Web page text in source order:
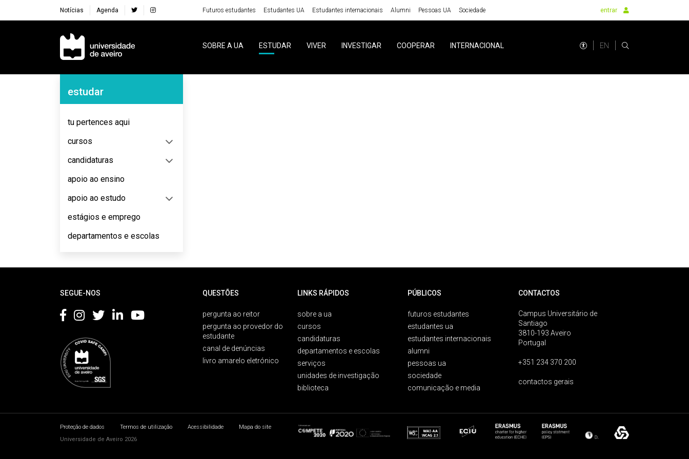
Notícias Agenda Futuros estudantes Estudantes UA Estudantes internacionais Alumni Pessoas UA Sociedade entrar
Navegação Principal
SOBRE A UA ESTUDAR VIVER INVESTIGAR COOPERAR INTERNACIONAL EN
Navegação Lateral
estudar
tu pertences aqui
cursos
candidaturas
apoio ao ensino
apoio ao estudo
estágios e emprego
departamentos e escolas
SEGUE-NOS QUESTÕES
pergunta ao reitor
pergunta ao provedor do
estudante
canal de denúncias
livro amarelo eletrónico
LINKS RÁPIDOS
sobre a ua
cursos
candidaturas
departamentos e escolas
serviços
unidades de investigação
biblioteca
PÚBLICOS
futuros estudantes
estudantes ua
estudantes internacionais
alumni
pessoas ua
sociedade
comunicação e media
CONTACTOS
Campus Universitário de
Santiago
3810-193 Aveiro
Portugal
+351 234 370 200
contactos gerais
Proteção de dados Termos de utilização Acessibilidade
Mapa do site
Universidade de Aveiro 2026